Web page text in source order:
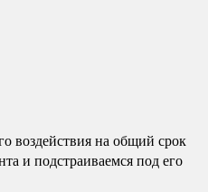
воздействия на общий срок
и подстраиваемся под его